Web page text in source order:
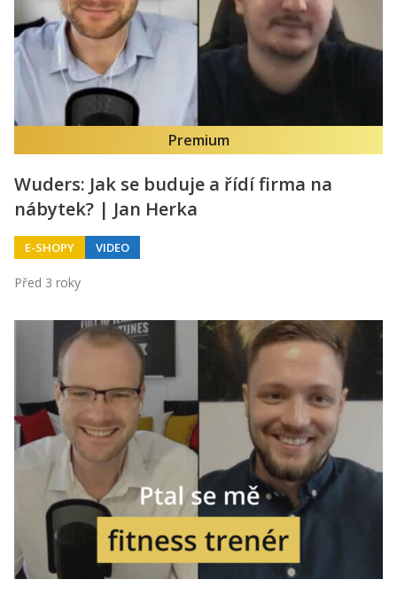
Premium
Wuders: Jak se buduje a řídí firma na
nábytek? | Jan Herka
E-SHOPY VIDEO
Před 3 roky